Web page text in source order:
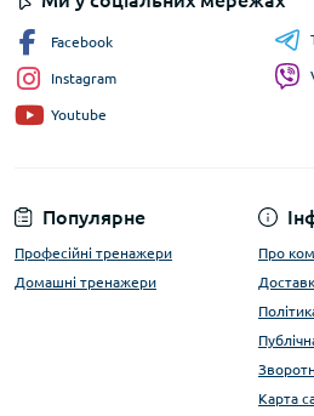
Популярне
Професійні тренажери
Домашні тренажери
Про
Карта
Facebook
Instagram
Youtube